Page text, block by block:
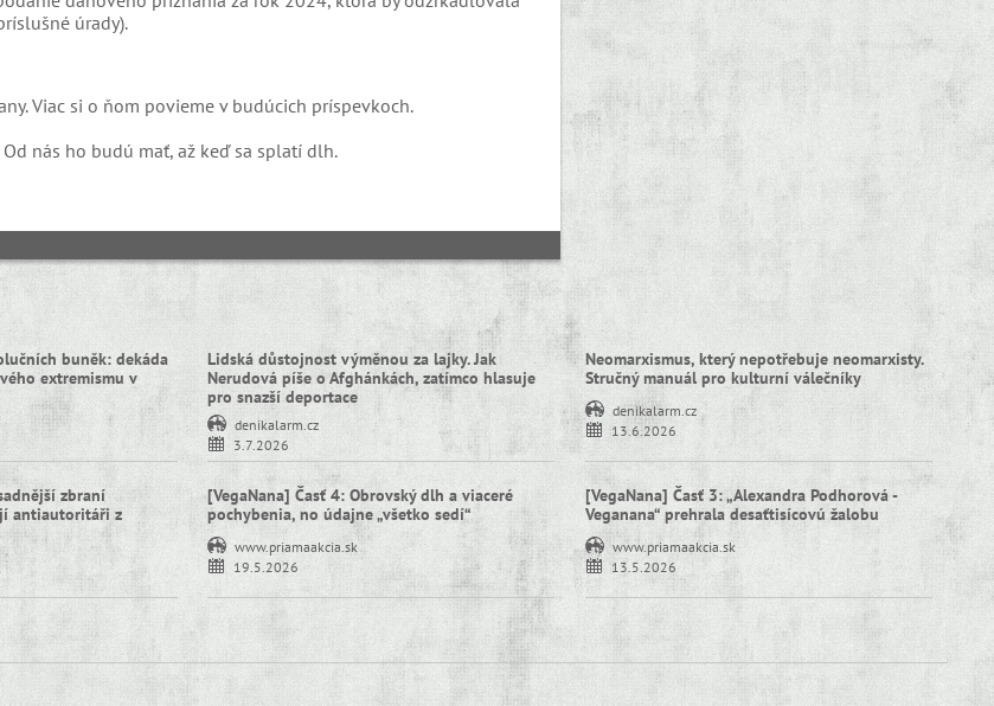
úrady).
Viac si o ňom povieme v budúcich príspevkoch.
nás ho budú mať, až keď sa splatí dlh.
buněk: dekáda
extremismu v
Lidská důstojnost výměnou za lajky. Jak
Nerudová píše o Afghánkách, zatímco hlasuje
pro snazší deportace
denikalarm.cz
3.7.2026
Neomarxismus, který nepotřebuje neomarxisty.
Stručný manuál pro kulturní válečníky
denikalarm.cz
13.6.2026
zbraní
antiautoritáři z
[VegaNana] Časť 4: Obrovský dlh a viaceré
pochybenia, no údajne „všetko sedí“
www.priamaakcia.sk
19.5.2026
[VegaNana] Časť 3: „Alexandra Podhorová -
Veganana“ prehrala desaťtisícovú žalobu
www.priamaakcia.sk
13.5.2026